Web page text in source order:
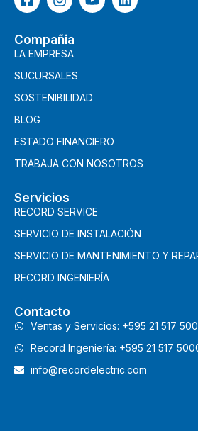
Compañia
LA EMPRESA
SUCURSALES
SOSTENIBILIDAD
BLOG
ESTADO FINANCIERO
TRABAJA CON NOSOTROS
Servicios
RECORD SERVICE
SERVICIO DE INSTALACIÓN
SERVICIO DE MANTENIMIENTO Y
RECORD INGENIERÍA
Contacto
Ventas y Servicios: +595 21 517
Record Ingeniería: +595 21 517
info@recordelectric.com